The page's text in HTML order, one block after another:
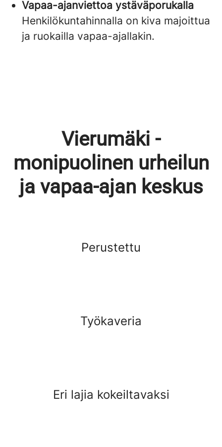
Vapaa-ajanviettoa ystäväporukalla
Henkilökuntahinnalla on kiva majoittua
ja ruokailla vapaa-ajallakin.
Vierumäki -
monipuolinen urheilun
ja vapaa-ajan keskus
Perustettu
Työkaveria
Eri lajia kokeiltavaksi